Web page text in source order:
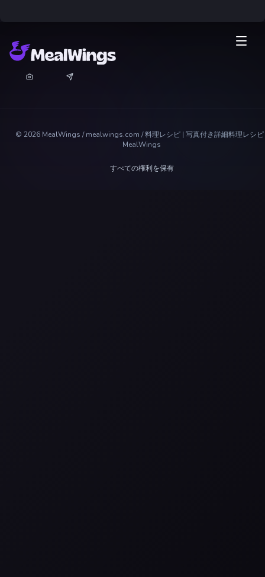
© 2026 MealWings / mealwings.com /料理レシピ | 写真付き詳細料理レシ
MealWings
すべての権利を保有